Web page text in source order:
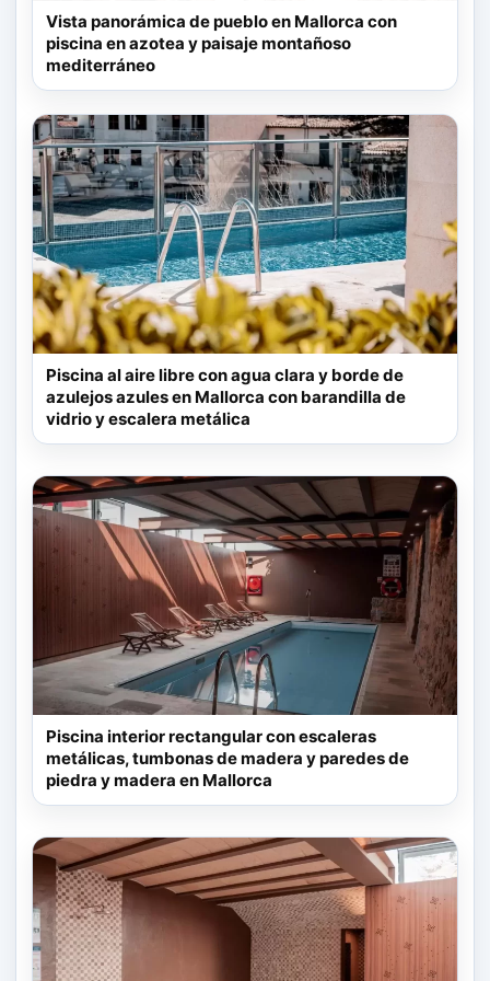
Vista panorámica de pueblo en Mallorca con
piscina en azotea y paisaje montañoso
mediterráneo
Piscina al aire libre con agua clara y borde de
azulejos azules en Mallorca con barandilla de
vidrio y escalera metálica
Piscina interior rectangular con escaleras
metálicas, tumbonas de madera y paredes de
piedra y madera en Mallorca